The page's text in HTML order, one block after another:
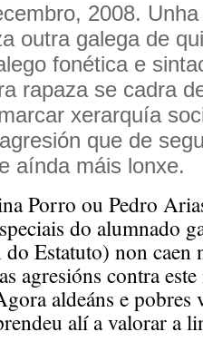
2008.
outra galega de
fonética e
rapaza se cadra
xerarquía
que de
aínda máis lonxe.
Porro ou Pedro
do alumnado
Estatuto) non caen
agresións contra
aldeáns e pobres
alí a valorar a